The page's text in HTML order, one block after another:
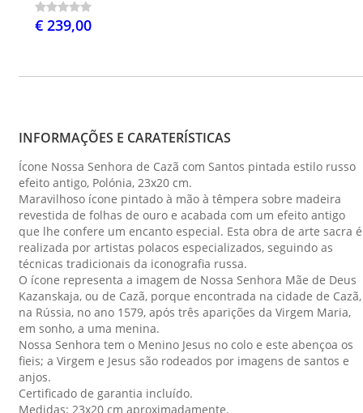
€ 239,00
INFORMAÇÕES E CARATERÍSTICAS
Ícone Nossa Senhora de Cazã com Santos pintada estilo russo
efeito antigo, Polónia, 23x20 cm.
Maravilhoso ícone pintado à mão à têmpera sobre madeira
revestida de folhas de ouro e acabada com um efeito antigo
que lhe confere um encanto especial. Esta obra de arte sacra é
realizada por artistas polacos especializados, seguindo as
técnicas tradicionais da iconografia russa.
O ícone representa a imagem de Nossa Senhora Mãe de Deus
Kazanskaja, ou de Cazã, porque encontrada na cidade de Cazã,
na Rússia, no ano 1579, após três aparições da Virgem Maria,
em sonho, a uma menina.
Nossa Senhora tem o Menino Jesus no colo e este abençoa os
fieis; a Virgem e Jesus são rodeados por imagens de santos e
anjos.
Certificado de garantia incluído.
Medidas: 23x20 cm aproximadamente.